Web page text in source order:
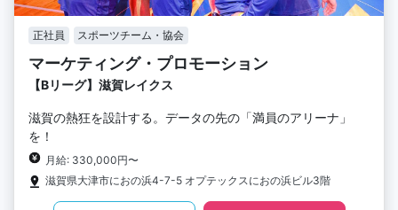
正社員 スポーツチーム・協会
マーケティング・プロモーション
【Bリーグ】滋賀レイクス
滋賀の熱狂を設計する。データの先の「満員のアリーナ」
を！
月給: 330,000円〜
滋賀県大津市におの浜4-7-5 オプテックスにおの浜ビル3階